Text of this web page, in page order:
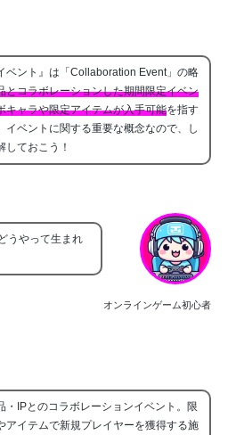
ベント』は「Collaboration Event」の略
とコラボレーションした期間限定イベン
キャラや限定アイテムが入手可能を指す
イベントに関する重要な概念なので、し
しておこう！
オンラインゲーム初心者
うやって生まれ
・IPとのコラボレーションイベント。限
アイテムで新規プレイヤーを獲得する施